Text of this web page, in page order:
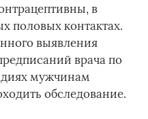
в
половых контактах.
выявления
врача по
мужчинам
обследование.